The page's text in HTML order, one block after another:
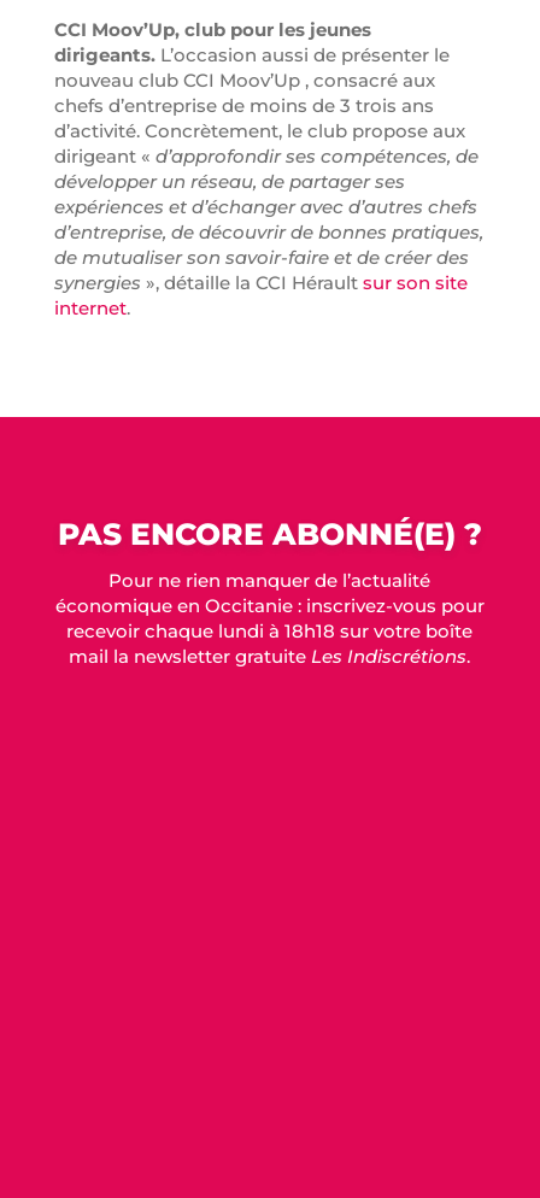
CCI Moov’Up, club pour les jeunes
dirigeants.L’occasion aussi de présenter le
nouveau club CCI Moov’Up , consacré aux
chefs d’entreprise de moins de 3 trois ans
d’activité. Concrètement, le club propose aux
dirigeant « d’approfondir ses compétences, de
développer un réseau, de partager ses
expériences et d’échanger avec d’autres chefs
d’entreprise, de découvrir de bonnes pratiques,
de mutualiser son savoir-faire et de créer des
synergies », détaille la CCI Hérault sur son site
internet.
PAS ENCORE ABONNÉ(E) ?
Pour ne rien manquer de l’actualité
économique en Occitanie : inscrivez-vous pour
recevoir chaque lundi à 18h18 sur votre boîte
mail la newsletter gratuiteLes Indiscrétions.